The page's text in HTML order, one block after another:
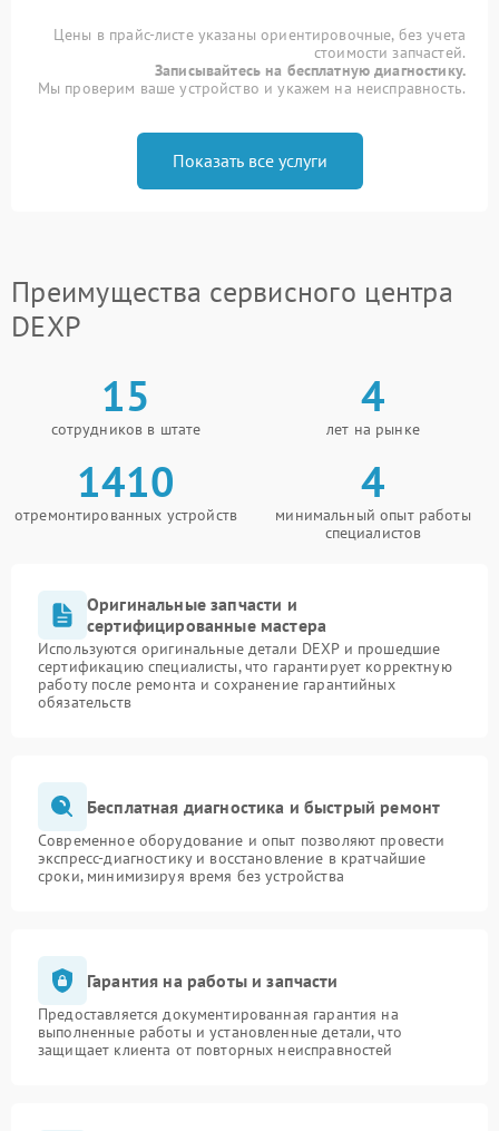
Цены в прайс-листе указаны ориентировочные, без учета
стоимости запчастей.
Записывайтесь на бесплатную диагностику.
Мы проверим ваше устройство и укажем на неисправность.
Показать все услуги
Преимущества сервисного центра
DEXP
15
сотрудников в штате
4
лет на рынке
1410
отремонтированных устройств
4
минимальный опыт работы
специалистов
Оригинальные запчасти и
сертифицированные мастера
Используются оригинальные детали DEXP и прошедшие
сертификацию специалисты, что гарантирует корректную
работу после ремонта и сохранение гарантийных
обязательств
Бесплатная диагностика и быстрый ремонт
Современное оборудование и опыт позволяют провести
экспресс-диагностику и восстановление в кратчайшие
сроки, минимизируя время без устройства
Гарантия на работы и запчасти
Предоставляется документированная гарантия на
выполненные работы и установленные детали, что
защищает клиента от повторных неисправностей